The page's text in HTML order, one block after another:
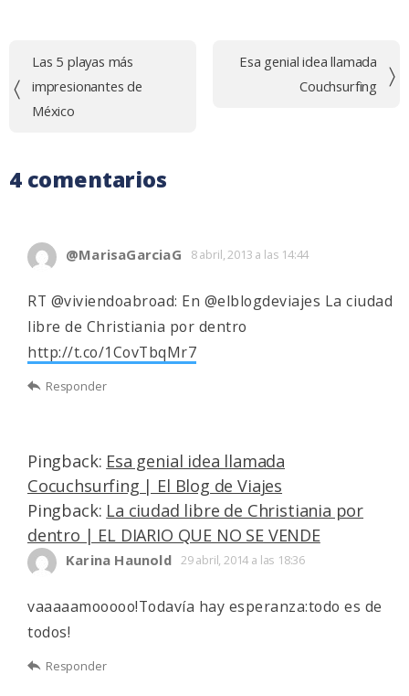
Navegación
de
entradas
Las 5 playas más
impresionantes de
México
Esa genial idea llamada
Couchsurfing
4 comentarios
@MarisaGarciaG 8 abril, 2013 a las 14:44
RT @viviendoabroad: En @elblogdeviajes La ciudad
libre de Christiania por dentro
http://t.co/1CovTbqMr7
Responder
Pingback: Esa genial idea llamada
Cocuchsurfing | El Blog de Viajes
Pingback: La ciudad libre de Christiania por
dentro | EL DIARIO QUE NO SE VENDE
Karina Haunold 29 abril, 2014 a las 18:36
vaaaaamooooo!Todavía hay esperanza:todo es de
todos!
Responder